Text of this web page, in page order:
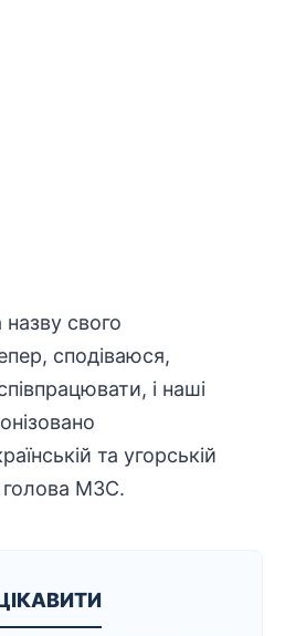
свого
сподіваюся,
і наші
та угорській
голова МЗС.